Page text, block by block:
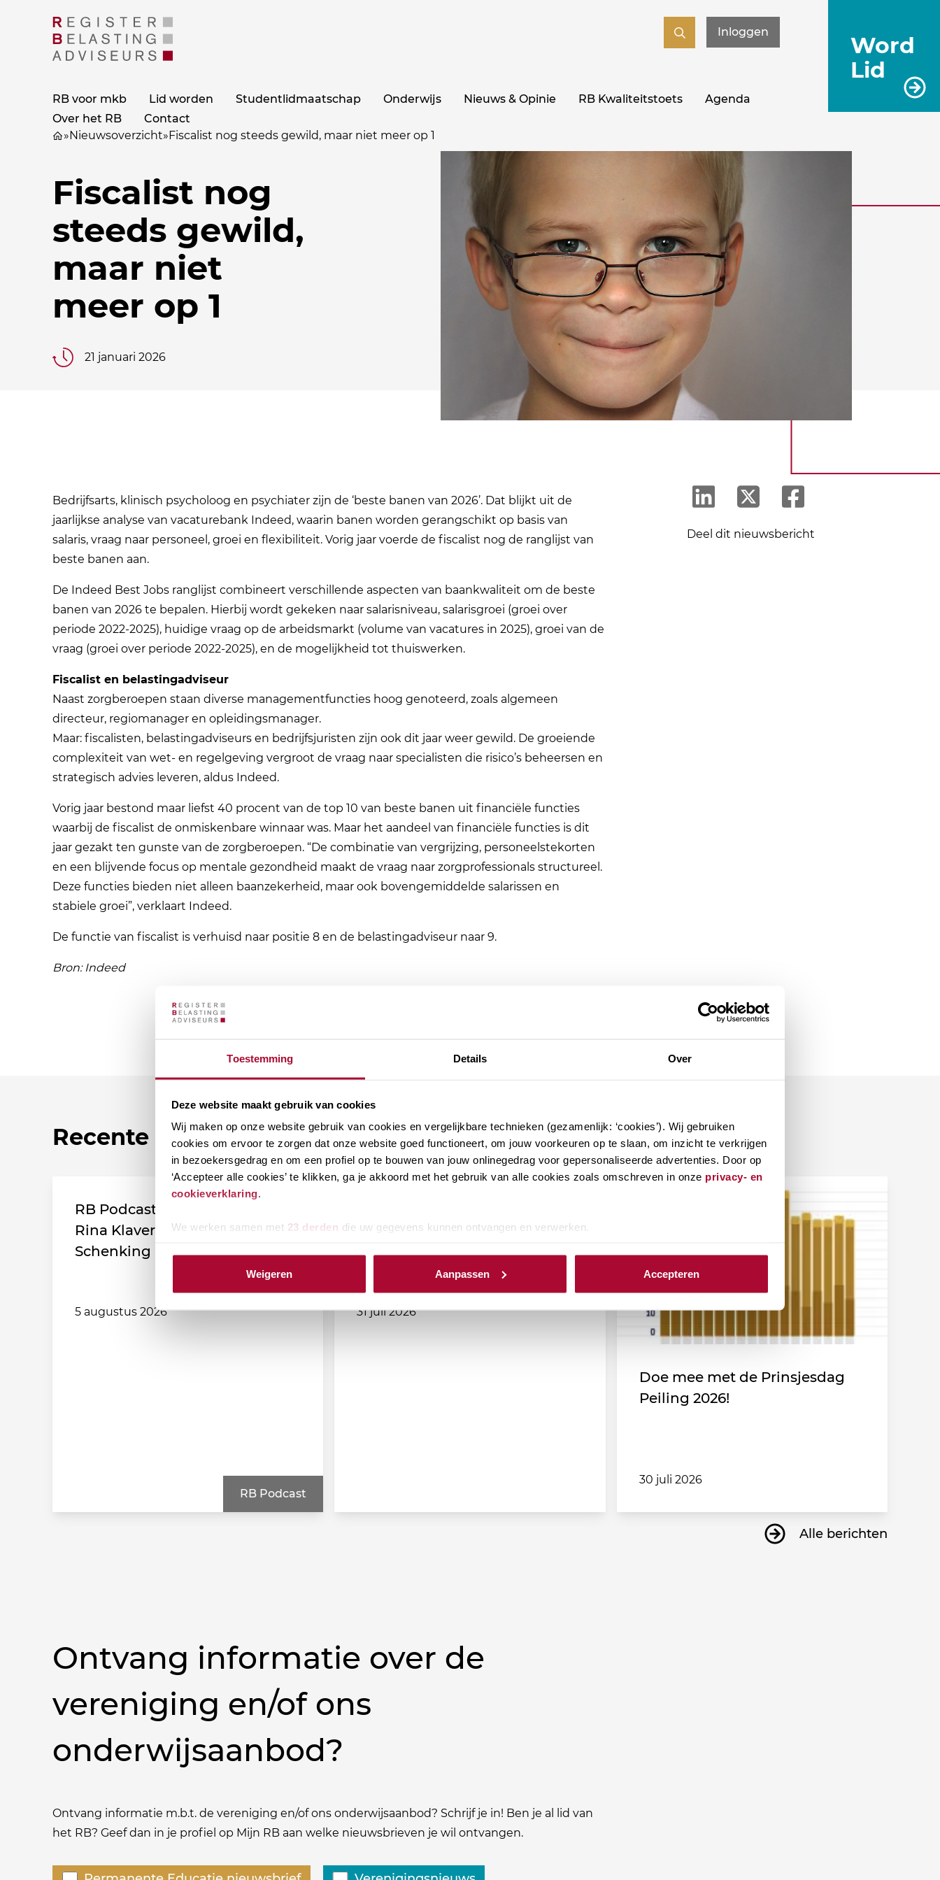
Toestemming Details Over
Deze website maakt gebruik van cookies
Wij maken op onze website gebruik van cookies en vergelijkbare technieken (gezamenlijk: ‘cookies’). Wij gebruiken
cookies om ervoor te zorgen dat onze website goed functioneert, om jouw voorkeuren op te slaan, om inzicht te verkrijgen
in bezoekersgedrag en om een profiel op te bouwen van jouw onlinegedrag voor gepersonaliseerde advertenties. Door op
‘Accepteer alle cookies’ te klikken, ga je akkoord met het gebruik van alle cookies zoals omschreven in onze privacy- en
cookieverklaring.
We werken samen met 23 derden die uw gegevens kunnen ontvangen en verwerken.
Weigeren Aanpassen Accepteren
Word
Lid
Inloggen
RB voor mkb Lid worden Studentlidmaatschap Onderwijs Nieuws & Opinie RB Kwaliteitstoets
Agenda
Over het RB
Contact
»Nieuwsoverzicht»Fiscalist nog steeds gewild, maar niet meer op 1
Fiscalist nog
steeds gewild,
maar niet
meer op 1
21 januari 2026
Bedrijfsarts, klinisch psycholoog en psychiater zijn de ‘beste banen van 2026’. Dat blijkt uit de
jaarlijkse analyse van vacaturebank Indeed, waarin banen worden gerangschikt op basis van
salaris, vraag naar personeel, groei en flexibiliteit. Vorig jaar voerde de fiscalist nog de ranglijst van
beste banen aan.
De Indeed Best Jobs ranglijst combineert verschillende aspecten van baankwaliteit om de beste
banen van 2026 te bepalen. Hierbij wordt gekeken naar salarisniveau, salarisgroei (groei over
periode 2022-2025), huidige vraag op de arbeidsmarkt (volume van vacatures in 2025), groei van de
vraag (groei over periode 2022-2025), en de mogelijkheid tot thuiswerken.
Fiscalist en belastingadviseur
Naast zorgberoepen staan diverse managementfuncties hoog genoteerd, zoals algemeen
directeur, regiomanager en opleidingsmanager.
Maar: fiscalisten, belastingadviseurs en bedrijfsjuristen zijn ook dit jaar weer gewild. De groeiende
complexiteit van wet- en regelgeving vergroot de vraag naar specialisten die risico’s beheersen en
strategisch advies leveren, aldus Indeed.
Vorig jaar bestond maar liefst 40 procent van de top 10 van beste banen uit financiële functies
waarbij de fiscalist de onmiskenbare winnaar was. Maar het aandeel van financiële functies is dit
jaar gezakt ten gunste van de zorgberoepen. “De combinatie van vergrijzing, personeelstekorten
en een blijvende focus op mentale gezondheid maakt de vraag naar zorgprofessionals structureel.
Deze functies bieden niet alleen baanzekerheid, maar ook bovengemiddelde salarissen en
stabiele groei”, verklaart Indeed.
De functie van fiscalist is verhuisd naar positie 8 en de belastingadviseur naar 9.
Bron: Indeed
Deel dit nieuwsbericht
Recente nieuwsberichten
RB Podcast (afl. 172): Notaris
Rina Klaver over de Papieren
Schenking
5 augustus 2026
RB Podcast
2026
31 juli 2026
Doe mee met de Prinsjesdag
Peiling 2026!
30 juli 2026
Alle berichten
Ontvang informatie over de
vereniging en/of ons
onderwijsaanbod?
Ontvang informatie m.b.t. de vereniging en/of ons onderwijsaanbod? Schrijf je in! Ben je al lid van
het RB? Geef dan in je profiel op Mijn RB aan welke nieuwsbrieven je wil ontvangen.
Welke